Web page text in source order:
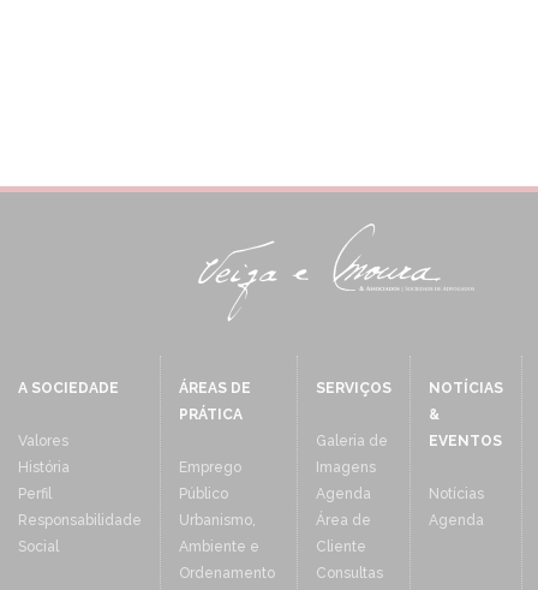
A SOCIEDADE
Valores
História
Perfil
Responsabilidade
Social
ÁREAS DE
PRÁTICA
Emprego
Público
Urbanismo,
Ambiente e
Ordenamento
SERVIÇOS
Galeria de
Imagens
Agenda
Área de
Cliente
Consultas
NOTÍCIAS
&
EVENTOS
Notícias
Agenda